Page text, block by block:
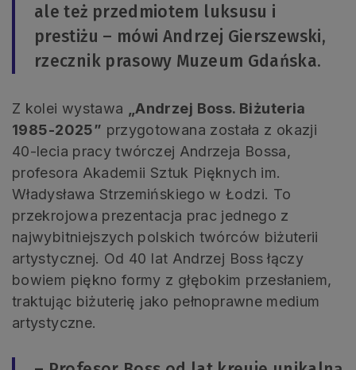
ale też przedmiotem luksusu i
prestiżu – mówi Andrzej Gierszewski,
rzecznik prasowy Muzeum Gdańska.
Z kolei wystawa
„Andrzej Boss. Biżuteria
1985-2025” przygotowana została z okazji
40-lecia pracy twórczej Andrzeja Bossa,
profesora Akademii Sztuk Pięknych im.
Władysława Strzemińskiego w Łodzi. To
przekrojowa prezentacja prac jednego z
najwybitniejszych polskich twórców biżuterii
artystycznej. Od 40 lat Andrzej Boss łączy
bowiem piękno formy z głębokim przesłaniem,
traktując biżuterię jako pełnoprawne medium
artystyczne.